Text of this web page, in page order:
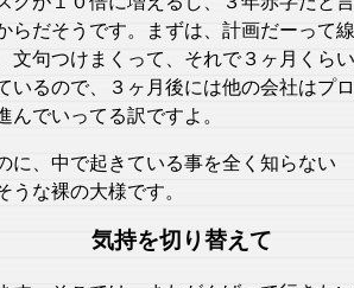
らだそうです。まずは、計画だーって
文句つけまくって、それで３ヶ月くら
いるので、３ヶ月後には他の会社はプ
んでいってる訳ですよ。
に、中で起きている事を全く知らない
うな裸の大様です。
気持を切り替えて